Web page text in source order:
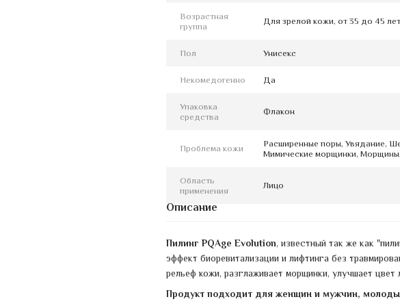
Возрастная
группа
Для зрелой кожи, от 35 до 45 лет
Пол Унисекс
Некомедогенно Да
Упаковка
средства
Флакон
Проблема кожи
Расширенные поры, Увядание,
Мимические морщинки,
Область
применения
Лицо
Описание
Пилинг PQAge Evolution, известный так же как
эффект биоревитализации и лифтинга без
рельеф кожи, разглаживает морщинки, улучшает цвет
Продукт подходит для женщин и мужчин,